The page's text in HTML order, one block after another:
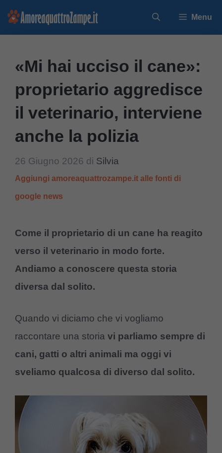
Vai
Menu
«Mi hai ucciso il cane»:
proprietario aggredisce
il veterinario, interviene
anche la polizia
26 Giugno 2026 di Silvia
Aggiungi amoreaquattrozampe.it alle fonti di
google news
Come il proprietario di un cane ha reagito
verso il veterinario in modo forte.
Andiamo a conoscere questa storia
diversa dal solito.
Quando vi diciamo che vi vogliamo
raccontare una storia vi parliamo sempre di
cani, gatti o altri animali ma oggi vi
sveliamo qualcosa di diverso dal solito.